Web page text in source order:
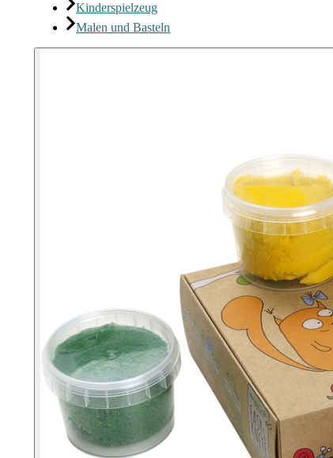
Kinderspielzeug
Malen und Basteln